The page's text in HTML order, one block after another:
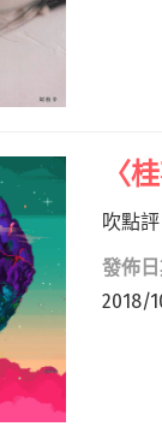
〈
吹點
發佈日
2018/